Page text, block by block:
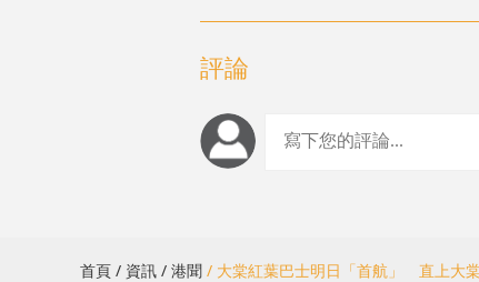
評論
首頁 / 資訊 / 港聞 / 大棠紅葉巴士明日「首航」 直上大